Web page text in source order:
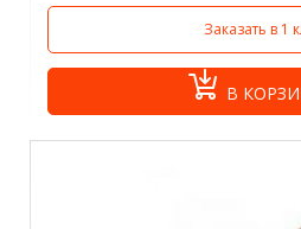
Заказать в 1
В